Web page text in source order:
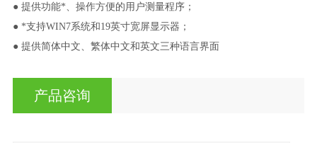
● 提供功能*、操作方便的用户测量程序；
● *支持WIN7系统和19英寸宽屏显示器；
● 提供简体中文、繁体中文和英文三种语言界面
产品咨询